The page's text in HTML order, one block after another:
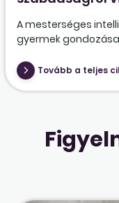
A mesterséges
gyermek
Tovább a teljes